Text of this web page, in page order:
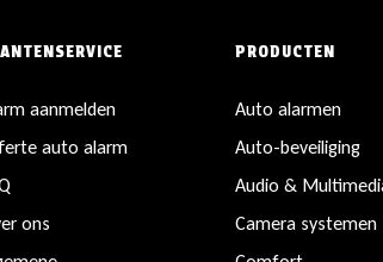
aanmelden
auto alarm
ons
PRODUCTEN
Auto alarmen
Auto-beveiliging
Audio &
Camera systemen